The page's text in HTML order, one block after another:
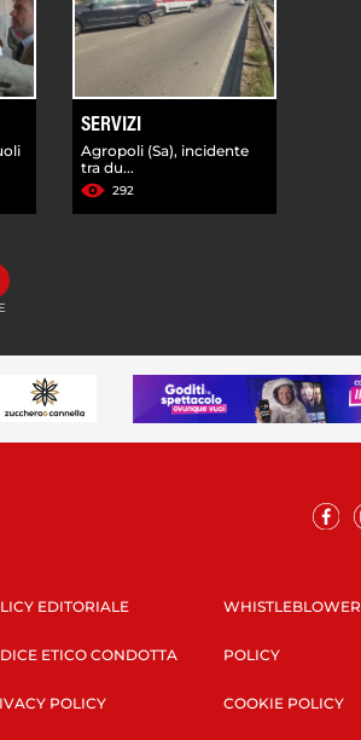
SERVIZI
Agropoli (Sa), incidente
tra du...
292
EDITORIALE
ETICO CONDOTTA
POLICY
WHISTLEBLOWER
POLICY
COOKIE POLICY